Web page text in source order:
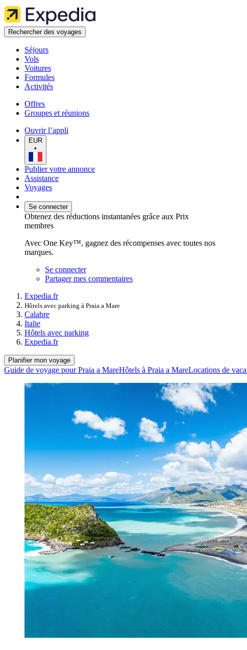
Rechercher des voyages
Séjours
Vols
Voitures
Formules
Activités
Offres
Groupes et réunions
Ouvrir l’appli
EUR
•
Publier votre annonce
Assistance
Voyages
Se connecter
Obtenez des réductions instantanées grâce aux Prix
membres
Avec One Key™, gagnez des récompenses avec toutes nos
marques.
Se connecter
Partager mes commentaires
Expedia.fr
Hôtels avec parking à Praia a Mare
Calabre
Italie
Hôtels avec parking
Expedia.fr
Planifier mon voyage
Guide de voyage pour Praia a MareHôtels à Praia a MareLocations de